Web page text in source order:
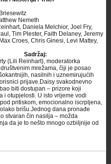
Nemeth
Daniela Melchior, Joel Fry,
Tim Plester, Faith Delaney, Jeremy
Croes, Chris Ginesi, Levi Mattey,
Sadržaj:
(Lili Reinhart), moderatorka
mrežama, čiji je posao
nasilnih i uznemirujućih
prijave.Daisy svakodnevno
biti dostupan – prizore koji
i otupjelosti. U isto vrijeme vodi
pritiskom, emocionalno iscrpljena,
brišu.Jednog dana pronađe
stvaran čin nasilja – možda
da je to nešto mnogo ozbiljnije od